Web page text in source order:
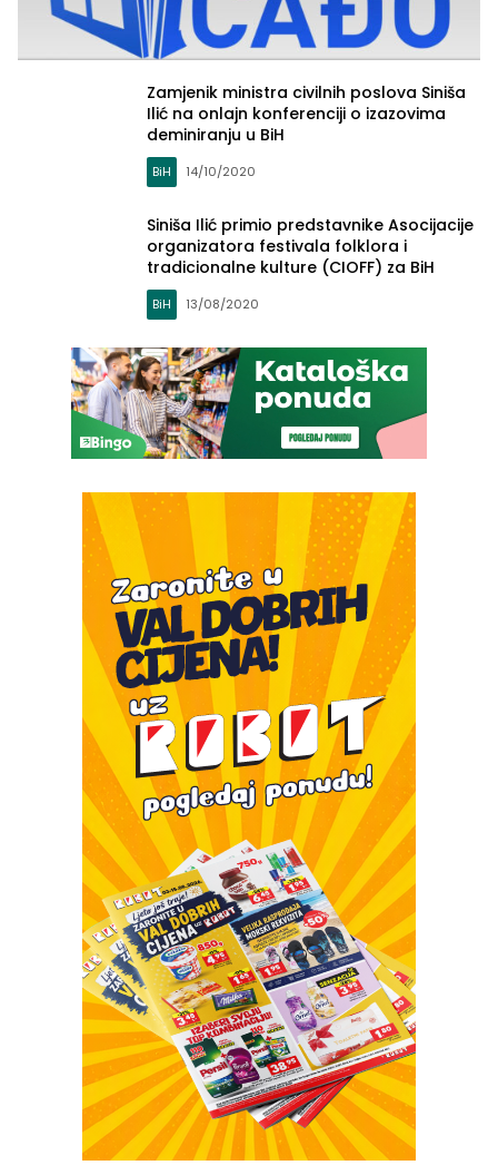
Zamjenik ministra civilnih poslova Siniša
Ilić na onlajn konferenciji o izazovima
deminiranju u BiH
BiH 14/10/2020
Siniša Ilić primio predstavnike Asocijacije
organizatora festivala folklora i
tradicionalne kulture (CIOFF) za BiH
BiH 13/08/2020